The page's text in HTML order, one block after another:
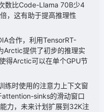
数比Code-Llama 70B少4
，这有助于提高推理性
合作，利用TensorRT-
Arctic提供了初步的推理实
得Arctic可以在单个GPU节
练时使用的注意力上下文窗
attention-sinks的滑动窗口
力，未来计划扩展到32K注